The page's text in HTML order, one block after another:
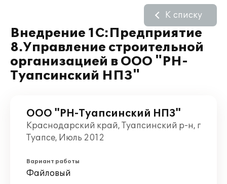
Внедрение 1С:Предприятие
8.Управление строительной
организацией в ООО "РН-
Туапсинский НПЗ"
К списку
ООО "РН-Туапсинский НПЗ"
Краснодарский край, Туапсинский р-н, г
Туапсе, Июль 2012
Вариант работы
Файловый